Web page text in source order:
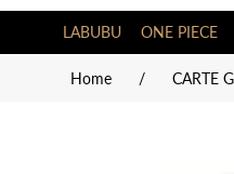
LABUBU ONE PIECE
Home / CARTE